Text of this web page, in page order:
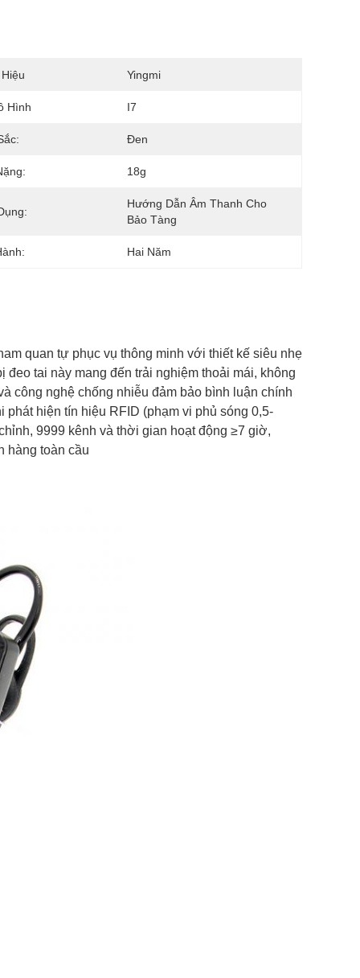
Yingmi
Hình I7
Đen
18g
Hướng Dẫn Âm Thanh Cho
Bảo Tàng
Hai Năm
quan tự phục vụ thông minh với thiết kế siêu nhẹ
tai này mang đến trải nghiệm thoải mái, không
công nghệ chống nhiễu đảm bảo bình luận chính
hiện tín hiệu RFID (phạm vi phủ sóng 0,5-
9999 kênh và thời gian hoạt động ≥7 giờ,
hàng toàn cầu